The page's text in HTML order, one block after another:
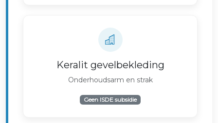
Keralit gevelbekleding
Onderhoudsarm en strak
Geen ISDE subsidie